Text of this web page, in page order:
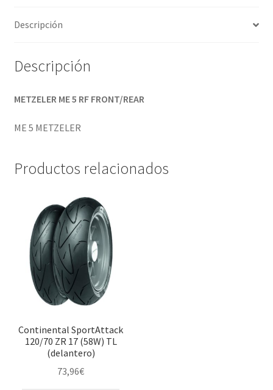
Descripción
Descripción
METZELER ME 5 RF FRONT/REAR
ME 5 METZELER
Productos relacionados
Continental SportAttack
120/70 ZR 17 (58W) TL
(delantero)
73,96€